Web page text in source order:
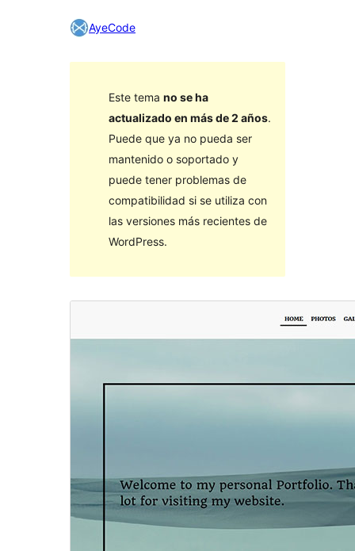
AyeCode
Este tema no se ha
actualizado en más de 2 años.
Puede que ya no pueda ser
mantenido o soportado y
puede tener problemas de
compatibilidad si se utiliza con
las versiones más recientes de
WordPress.